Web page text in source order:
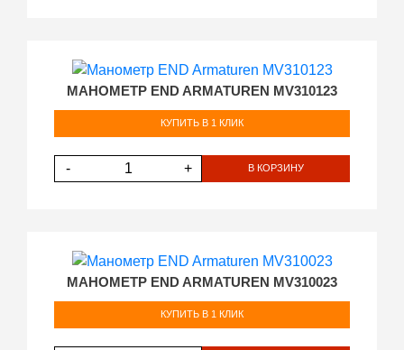
МАНОМЕТР END ARMATUREN MV310123
КУПИТЬ В 1 КЛИК
- + В КОРЗИНУ
МАНОМЕТР END ARMATUREN MV310023
КУПИТЬ В 1 КЛИК